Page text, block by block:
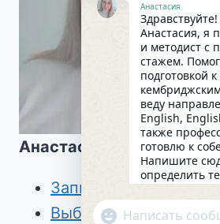
Анастасия Валяева
Записаться на урок
Выбрать КУРС
Анастасия
Анастасия, я
и методист с
стажем.
подготовкой к
веду
English,
также
готовлю к
Напишите
определить
английского
занятий.